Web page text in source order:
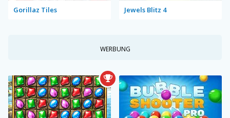
Gorillaz Tiles Jewels Blitz 4
WERBUNG